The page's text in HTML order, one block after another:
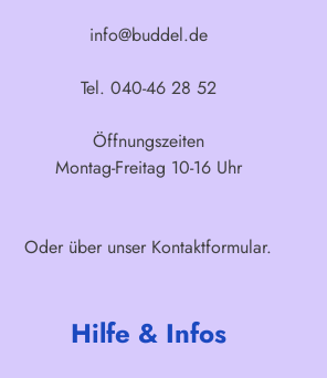
info@buddel.de
Tel. 040-46 28 52
Öffnungszeiten
Montag-Freitag 10-16 Uhr
Oder über unser Kontaktformular.
Hilfe & Infos